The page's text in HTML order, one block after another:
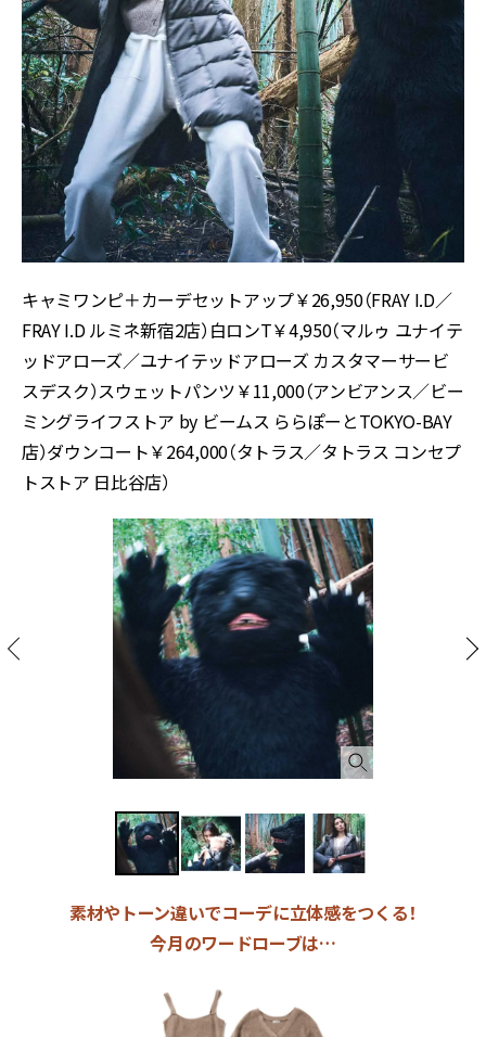
キャミワンピ＋カーデセットアップ￥26,950（FRAY I.D／
FRAY I.D ルミネ新宿2店）白ロンT￥4,950（マルゥ ユナイテ
ッドアローズ／ユナイテッドアローズ カスタマーサービ
スデスク）スウェットパンツ￥11,000（アンビアンス／ビー
ミングライフストア by ビームス ららぽーとTOKYO-BAY
店）ダウンコート￥264,000（タトラス／タトラス コンセプ
トストア 日比谷店）
素材やトーン違いでコーデに立体感をつくる！
今月のワードローブは…